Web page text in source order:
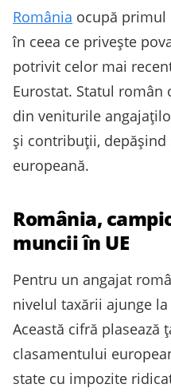
România ocupă primul
în ceea ce privește
potrivit celor mai
Eurostat. Statul
din veniturile
și contribuții,
europeană.
România,
muncii în UE
Pentru un angajat
nivelul taxării ajunge la
Această cifră plasează
clasamentului
state cu impozite